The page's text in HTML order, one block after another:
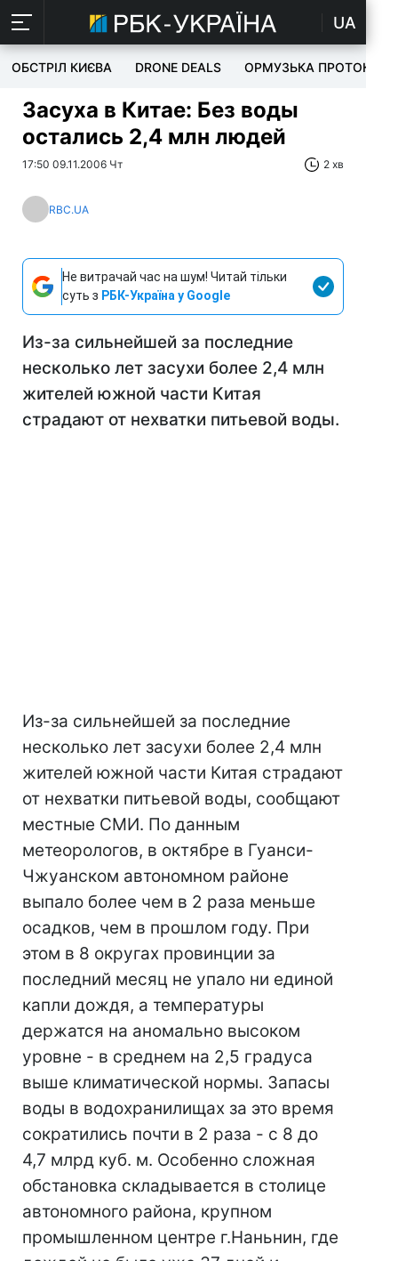
UA
ОБСТРІЛ КИЄВА DRONE DEALS ОРМУЗЬКА ПРОТОКА
Засуха в Китае: Без воды
остались 2,4 млн людей
17:50 09.11.2006 Чт 2 хв
RBC.UA
Не витрачай час на шум! Читай тільки
суть з РБК-Україна у Google
Из-за сильнейшей за последние
несколько лет засухи более 2,4 млн
жителей южной части Китая
страдают от нехватки питьевой воды.
Из-за сильнейшей за последние
несколько лет засухи более 2,4 млн
жителей южной части Китая страдают
от нехватки питьевой воды, сообщают
местные СМИ. По данным
метеорологов, в октябре в Гуанси-
Чжуанском автономном районе
выпало более чем в 2 раза меньше
осадков, чем в прошлом году. При
этом в 8 округах провинции за
последний месяц не упало ни единой
капли дождя, а температуры
держатся на аномально высоком
уровне - в среднем на 2,5 градуса
выше климатической нормы. Запасы
воды в водохранилищах за это время
сократились почти в 2 раза - с 8 до
4,7 млрд куб. м. Особенно сложная
обстановка складывается в столице
автономного района, крупном
промышленном центре г.Наньнин, где